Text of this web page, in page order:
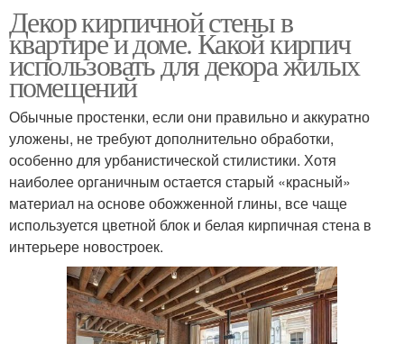
Декор кирпичной стены в
квартире и доме. Какой кирпич
использовать для декора жилых
помещений
Обычные простенки, если они правильно и аккуратно
уложены, не требуют дополнительно обработки,
особенно для урбанистической стилистики. Хотя
наиболее органичным остается старый «красный»
материал на основе обожженной глины, все чаще
используется цветной блок и белая кирпичная стена в
интерьере новостроек.